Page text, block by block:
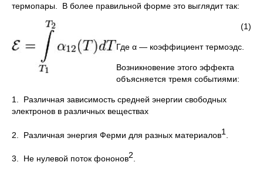
термопары. В более правильной форме это выглядит так:
(1)
Где α — коэффициент термоэдс.
Возникновение этого эффекта
объясняется тремя событиями:
1. Различная зависимость средней энергии свободных
электронов в различных веществах
2. Различная энергия Ферми для разных материалов1
3. Не нулевой поток фононов2